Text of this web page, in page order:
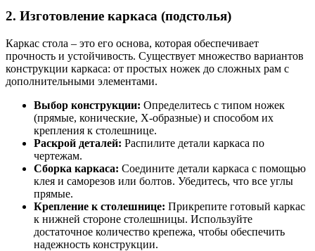
2. Изготовление каркаса (подстолья)
Каркас стола – это его основа, которая обеспечивает
прочность и устойчивость. Существует множество вариантов
конструкции каркаса: от простых ножек до сложных рам с
дополнительными элементами.
Выбор конструкции: Определитесь с типом ножек
(прямые, конические, Х-образные) и способом их
крепления к столешнице.
Раскрой деталей: Распилите детали каркаса по
чертежам.
Сборка каркаса: Соедините детали каркаса с помощью
клея и саморезов или болтов. Убедитесь, что все углы
прямые.
Крепление к столешнице: Прикрепите готовый каркас
к нижней стороне столешницы. Используйте
достаточное количество крепежа, чтобы обеспечить
надежность конструкции.